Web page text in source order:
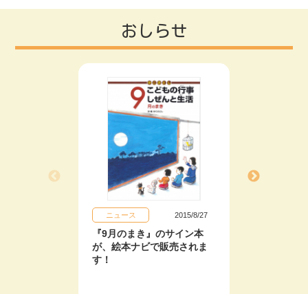
おしらせ
ニュース 2015/8/27
『9月のまき』のサイン本
が、絵本ナビで販売されま
す！